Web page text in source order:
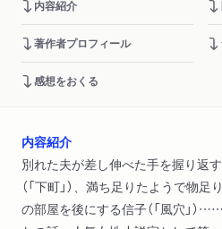
内容紹介
著作者プロフィール
感想をおくる
内容紹介
別れた夫が差し伸べた手を握り返
（「下町」）、満ち足りたようで物
の部屋を後にする信子（「風穴」）